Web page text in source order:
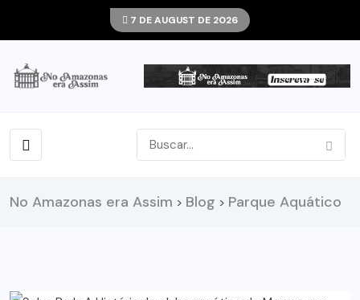
7 DE AUGUST DE 2026
No Amazonas era Assim > Blog > Parque Aquático